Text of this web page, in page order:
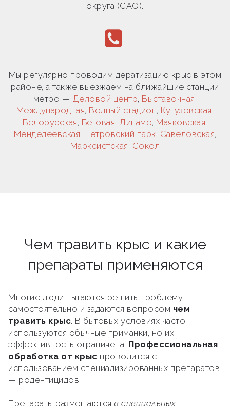
округа (САО).
Мы регулярно проводим дератизацию крыс в этом
районе, а также выезжаем на ближайшие станции
метро — Деловой центр, Выставочная,
Международная, Водный стадион, Кутузовская,
Белорусская, Беговая, Динамо, Маяковская,
Менделеевская, Петровский парк, Савёловская,
Марксистская, Сокол
Чем травить крыс и какие
препараты применяются
Многие люди пытаются решить проблему
самостоятельно и задаются вопросом чем
травить крыс. В бытовых условиях часто
используются обычные приманки, но их
эффективность ограничена. Профессиональная
обработка от крыс проводится с
использованием специализированных препаратов
— родентицидов.
Препараты размещаются в специальных